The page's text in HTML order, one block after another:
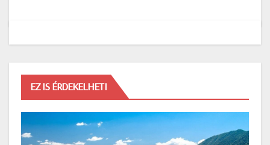
EZ IS ÉRDEKELHETI